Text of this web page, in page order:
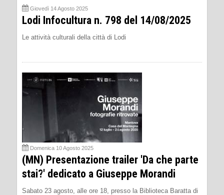
Giovedì 14 Agosto 2025
Lodi Infocultura n. 798 del 14/08/2025
Le attività culturali della città di Lodi
Domenica 10 Agosto 2025
(MN) Presentazione trailer 'Da che parte
stai?' dedicato a Giuseppe Morandi
Sabato 23 agosto, alle ore 18, presso la Biblioteca Baratta di